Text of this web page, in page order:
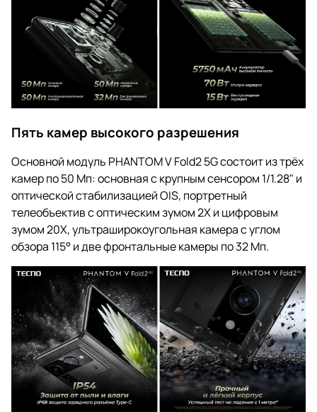
Пять камер высокого разрешения
Основной модуль PHANTOM V Fold2 5G состоит из трёх
камер по 50 Мп: основная с крупным сенсором 1/1.28" и
оптической стабилизацией OIS, портретный
телеобъектив с оптическим зумом 2X и цифровым
зумом 20X, ультраширокоугольная камера с углом
обзора 115° и две фронтальные камеры по 32 Мп.